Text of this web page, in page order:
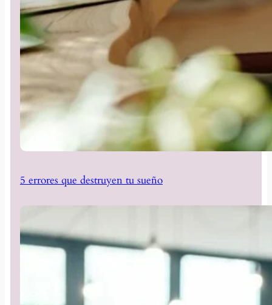
5 errores que destruyen tu sueño